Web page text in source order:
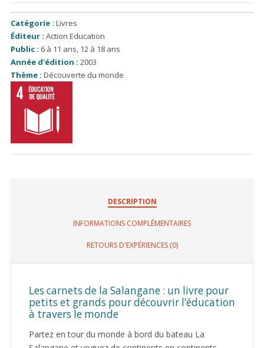
Catégorie : Livres
Éditeur : Action Education
Public : 6 à 11 ans, 12 à 18 ans
Année d'édition : 2003
Thème : Découverte du monde
DESCRIPTION
INFORMATIONS COMPLÉMENTAIRES
RETOURS D'EXPÉRIENCES (0)
Les carnets de la Salangane : un livre pour
petits et grands pour découvrir l’éducation
à travers le monde
Partez en tour du monde à bord du bateau La